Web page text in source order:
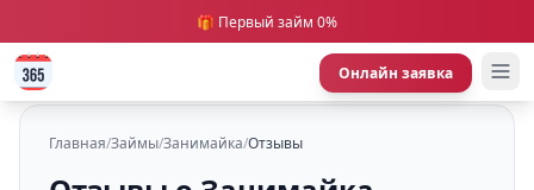
🎁 Первый займ 0%
Онлайн заявка
Главная/Займы/Занимайка/Отзывы